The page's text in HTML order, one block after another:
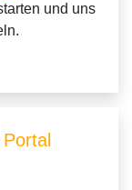
und uns